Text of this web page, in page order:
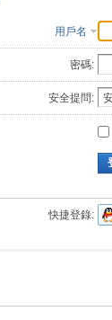
用戶名
密碼:
安全提問:
快捷登錄: